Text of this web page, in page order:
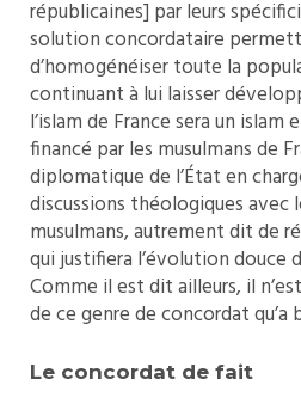
républicaines] par leurs
solution concordataire
d’homogénéiser toute la
continuant à lui laisser
l’islam de France sera un islam
financé par les musulmans de
diplomatique de l’État en
discussions théologiques avec
musulmans, autrement dit de
qui justifiera l’évolution douce
Comme il est dit ailleurs, il
de ce genre de concordat qu’a
Le concordat de fait